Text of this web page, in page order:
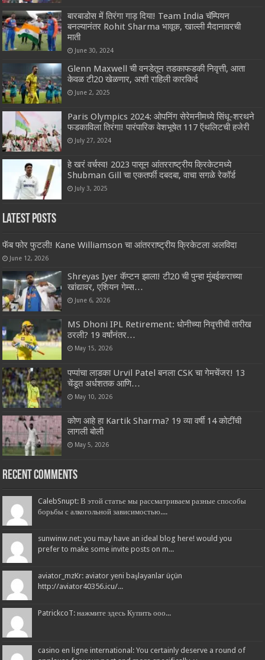
बारबाडोस में तिरंगा गाड़ दिया! Team India चॅम्पियन
बनल्यानंतर Rohit Sharma भावूक, खाल्ली मैदानावरची
माती
June 30, 2024
Glenn Maxwell ची वनडेतून तडकाफडकी निवृत्ती, आता
केवळ टी20 खेळणार, अशी राहिली कारकिर्द
June 2, 2025
Paris Olympics 2024: ओपनिंग सेरेमनीमध्ये सिंधू-शरथने
फडकाविला तिरंगा! पारंपारिक वेशभूषेत 117 ऍथलिटची हजेरी
July 27, 2024
हे खरं वर्चस्व! 2023 पासून आंतरराष्ट्रीय क्रिकेटमध्ये
Shubman Gill चा एकतर्फी दबदबा, वाचा सगळे रेकॉर्ड
July 3, 2025
Latest Posts
फॅब फोर फुटली! Kane Williamson चा आंतरराष्ट्रीय क्रिकेटला अलविदा
June 12, 2026
Shreyas Iyer कॅप्टन झाला! टी20 ची पुन्हा मुंबईकराच्या
खांद्यावर, एशियन गेम्स…
June 6, 2026
MS Dhoni IPL Retirement: धोनीच्या निवृत्तीची तारीख
ठरली? 19 वर्षांनंतर…
May 15, 2026
पप्पांचा लाडका Urvil Patel बनला CSK चा गेमचेंजर! 13
चेंडूत अर्धशतक आणि…
May 10, 2026
कोण आहे हा Kartik Sharma? 19 व्या वर्षी 14 कोटींची
लागली बोली
May 5, 2026
Recent Comments
CalebSnupt: В этой статье мы рассматриваем разные способы
борьбы с алкогольной зависимостью....
sunwinw.net: you may have an ideal blog here! would you
prefer to make some invite posts on m...
aviator_mzKr: aviator yeni başlayanlar üçün
http://aviator40356.icu/...
PatrickcoT: нажмите здесь Купить ооо...
casino en ligne international: You certainly deserve a round of